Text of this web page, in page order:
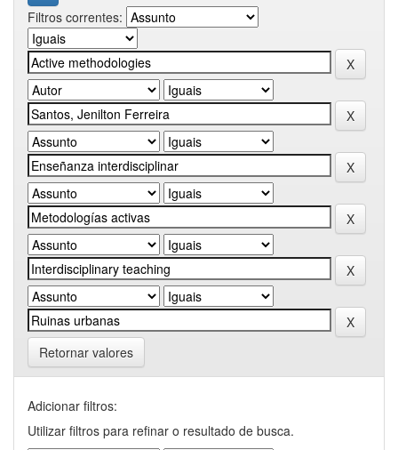
Filtros correntes:
Retornar valores
Adicionar filtros:
Utilizar filtros para refinar o resultado de busca.